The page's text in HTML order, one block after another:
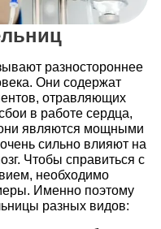
разностороннее
Они содержат
отравляющих
в работе сердца,
являются мощными
сильно влияют на
Чтобы справиться с
необходимо
Именно поэтому
разных видов: